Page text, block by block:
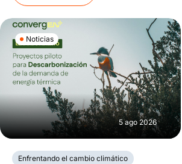
Noticias
5 ago 2026
Enfrentando el cambio climático